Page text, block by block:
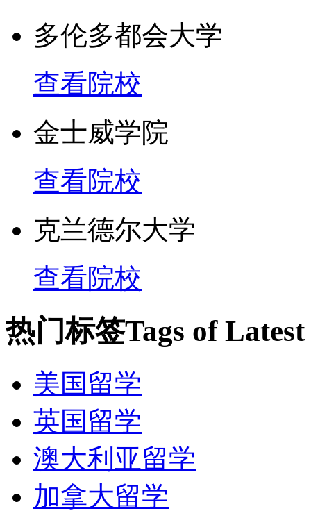
多伦多都会大学
查看院校
金士威学院
查看院校
克兰德尔大学
查看院校
热门标签Tags of Latest
美国留学
英国留学
澳大利亚留学
加拿大留学